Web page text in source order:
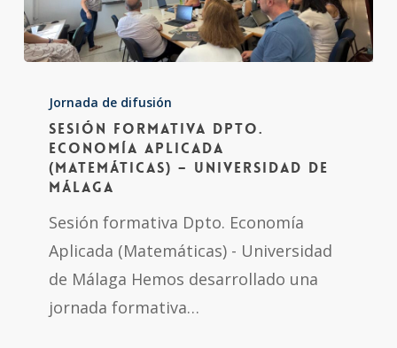
formativa
Dpto.
Economía
Aplicada
(Matemáticas)
Universidad
Jornada de difusión
Sesión formativa Dpto.
Economía Aplicada
(Matemáticas) – Universidad de
Málaga
Sesión formativa Dpto. Economía
Aplicada (Matemáticas) - Universidad
de Málaga Hemos desarrollado una
jornada formativa…